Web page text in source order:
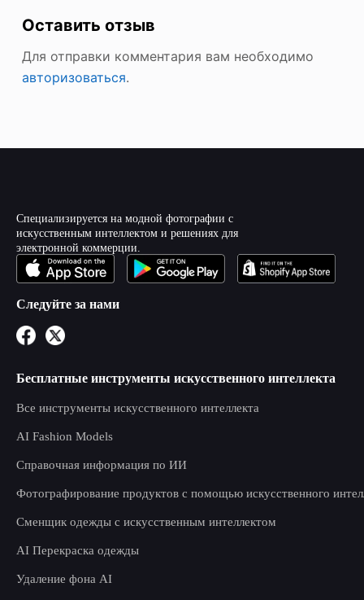
Оставить отзыв
Для отправки комментария вам необходимо
авторизоваться.
Специализируется на модной фотографии с
искусственным интеллектом и решениях для
электронной коммерции.
Следуйте за нами
Бесплатные инструменты искусственного интеллекта
Все инструменты искусственного интеллекта
AI Fashion Models
Справочная информация по ИИ
Фотографирование продуктов с помощью искусственного
Сменщик одежды с искусственным интеллектом
AI Перекраска одежды
Удаление фона AI